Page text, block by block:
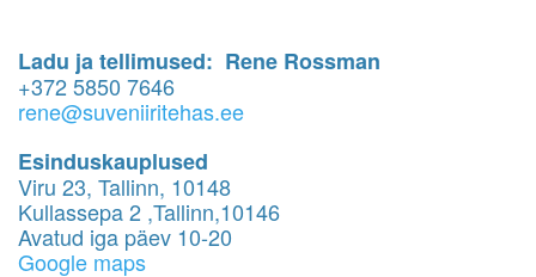
Ladu ja tellimused: Rene Rossman
+372 5850 7646
rene@suveniiritehas.ee
Esinduskauplused
Viru 23, Tallinn, 10148
Kullassepa 2 ,Tallinn,10146
Avatud iga päev 10-20
Google maps